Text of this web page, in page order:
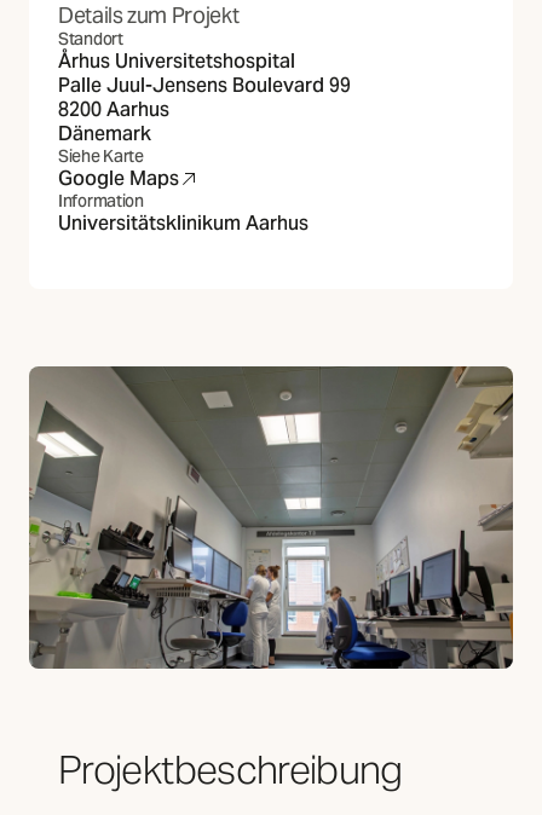
Details zum Projekt
Standort
Århus Universitetshospital
Palle Juul-Jensens Boulevard 99
8200 Aarhus
Dänemark
Siehe Karte
Google Maps
(Öffnet in neuer Registerkarte)
Information
Universitätsklinikum Aarhus
Projektbeschreibung